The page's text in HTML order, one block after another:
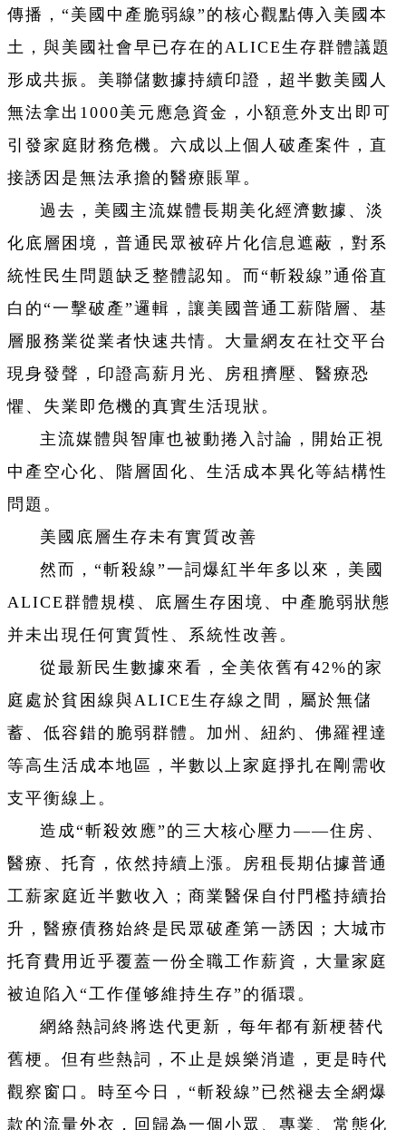
傳播，“美國中產脆弱線”的核心觀點傳入美國本
土，與美國社會早已存在的ALICE生存群體議題
形成共振。 美聯儲數據持續印證，超半數美國人
無法拿出1000美元應急資金，小額意外支出即可
引發家庭財務危機。六成以上個人破產案件，直
接誘因是無法承擔的醫療賬單。
過去，美國主流媒體長期美化經濟數據、淡
化底層困境，普通民眾被碎片化信息遮蔽，對系
統性民生問題缺乏整體認知。而“斬殺線”通俗直
白的“一擊破產”邏輯，讓美國普通工薪階層、基
層服務業從業者快速共情。大量網友在社交平台
現身發聲，印證高薪月光、房租擠壓、醫療恐
懼、失業即危機的真實生活現狀。
主流媒體與智庫也被動捲入討論，開始正視
中產空心化、階層固化、生活成本異化等結構性
問題。
美國底層生存未有實質改善
然而，“斬殺線”一詞爆紅半年多以來，美國
ALICE群體規模、底層生存困境、中產脆弱狀態
并未出現任何實質性、系統性改善。
從最新民生數據來看，全美依舊有42%的家
庭處於貧困線與ALICE生存線之間，屬於無儲
蓄、低容錯的脆弱群體。加州、紐約、佛羅裡達
等高生活成本地區，半數以上家庭掙扎在剛需收
支平衡線上。
造成“斬殺效應”的三大核心壓力——住房、
醫療、托育，依然持續上漲。房租長期佔據普通
工薪家庭近半數收入；商業醫保自付門檻持續抬
升，醫療債務始終是民眾破產第一誘因；大城市
托育費用近乎覆蓋一份全職工作薪資，大量家庭
被迫陷入“工作僅够維持生存”的循環。
網絡熱詞終將迭代更新，每年都有新梗替代
舊梗。但有些熱詞，不止是娛樂消遣，更是時代
觀察窗口。 時至今日，“斬殺線”已然褪去全網爆
款的流量外衣，回歸為一個小眾、專業、常態化